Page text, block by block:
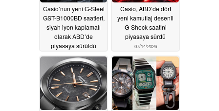
Casio’nun yeni G-Steel
GST-B1000BD saatleri,
siyah iyon kaplamalı
olarak ABD’de
piyasaya sürüldü
07/14/2026
Casio, ABD’de dört
yeni kamuflaj desenli
G-Shock saatini
piyasaya sürdü
07/14/2026